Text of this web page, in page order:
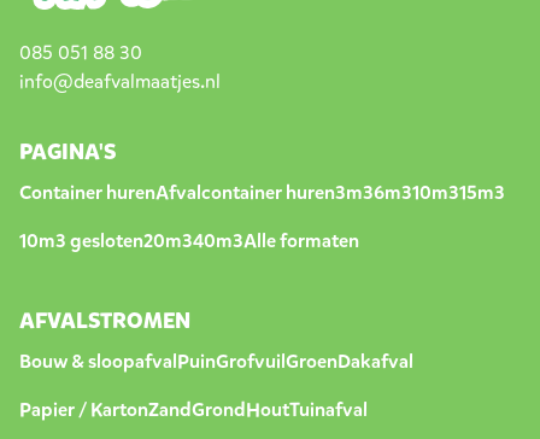
085 051 88 30
info@deafvalmaatjes.nl
PAGINA'S
Container hurenAfvalcontainer huren3m36m310m315m3
10m3 gesloten20m340m3Alle formaten
AFVALSTROMEN
Bouw & sloopafvalPuinGrofvuilGroenDakafval
Papier / KartonZandGrondHoutTuinafval